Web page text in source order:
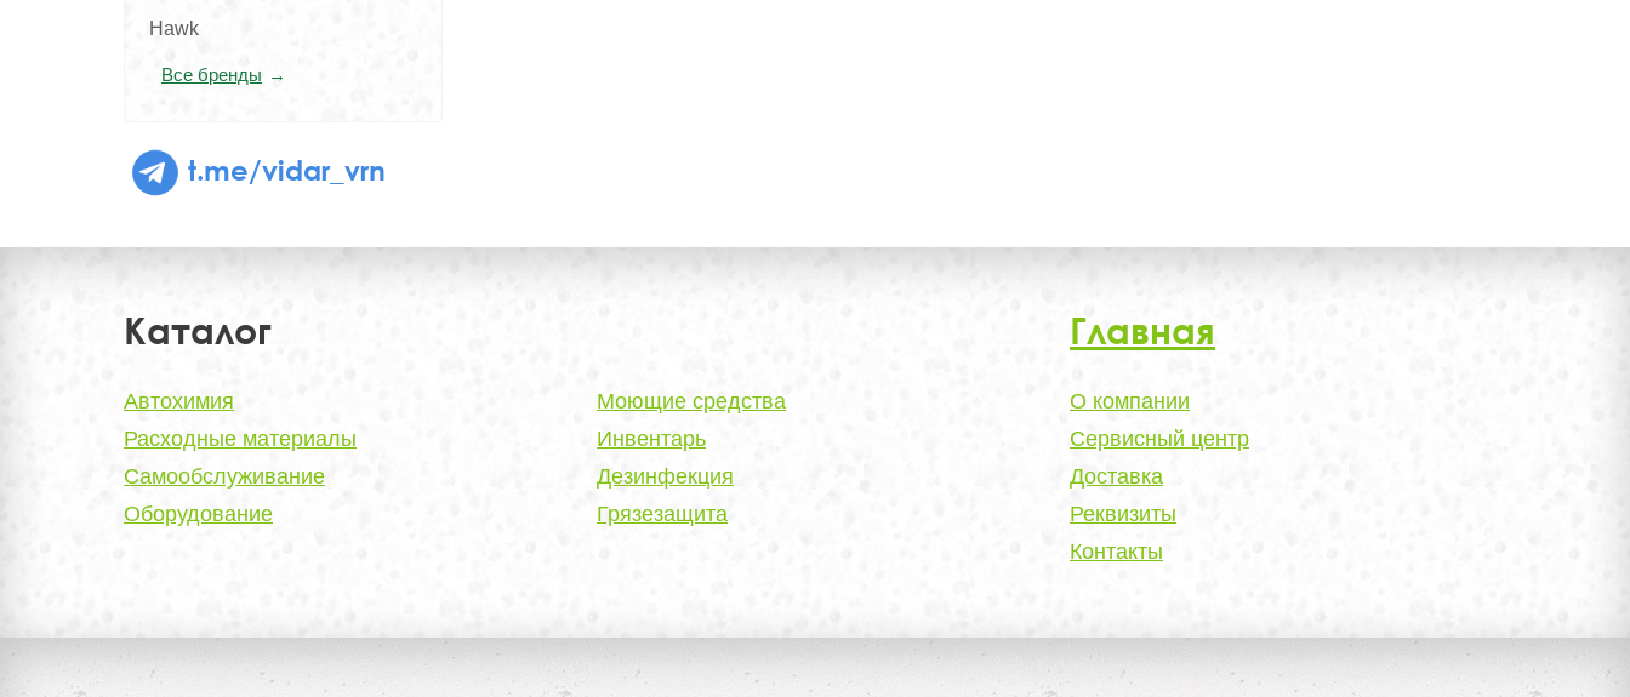
Hawk
Все бренды
t.me/vidar_vrn
Каталог Главная
Автохимия
Расходные материалы
Самообслуживание
Оборудование
Моющие средства
Инвентарь
Дезинфекция
Грязезащита
О компании
Сервисный центр
Доставка
Реквизиты
Контакты